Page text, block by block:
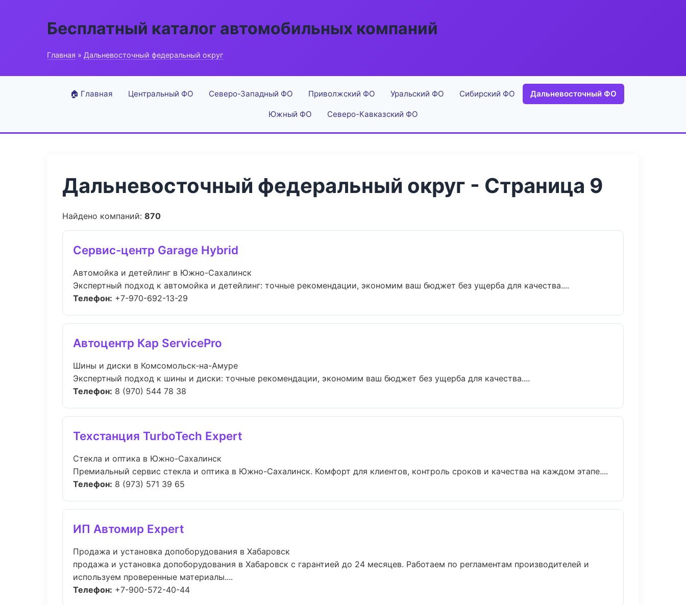
Бесплатный каталог автомобильных компаний
Главная » Дальневосточный федеральный округ
🏠 Главная Центральный ФО Северо-Западный ФО Приволжский ФО Уральский ФО Сибирский ФО Дальневосточный ФО
Южный ФО Северо-Кавказский ФО
Дальневосточный федеральный округ - Страница 9
Найдено компаний: 870
Сервис-центр Garage Hybrid
Автомойка и детейлинг в Южно-Сахалинск
Экспертный подход к автомойка и детейлинг: точные рекомендации, экономим ваш бюджет без ущерба для качества....
Телефон: +7-970-692-13-29
Автоцентр Кар ServicePro
Шины и диски в Комсомольск-на-Амуре
Экспертный подход к шины и диски: точные рекомендации, экономим ваш бюджет без ущерба для качества....
Телефон: 8 (970) 544 78 38
Техстанция TurboTech Expert
Стекла и оптика в Южно-Сахалинск
Премиальный сервис стекла и оптика в Южно-Сахалинск. Комфорт для клиентов, контроль сроков и качества на каждом этапе....
Телефон: 8 (973) 571 39 65
ИП Автомир Expert
Продажа и установка допоборудования в Хабаровск
продажа и установка допоборудования в Хабаровск с гарантией до 24 месяцев. Работаем по регламентам производителей и
используем проверенные материалы....
Телефон: +7-900-572-40-44